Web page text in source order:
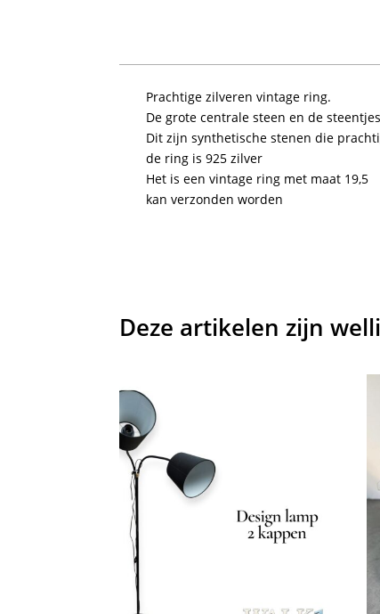
Prachtige zilveren vintage ring.
De grote centrale steen en de
Dit zijn synthetische stenen die
de ring is 925 zilver
Het is een vintage ring met maat 19,5
kan verzonden worden
Deze artikelen zijn